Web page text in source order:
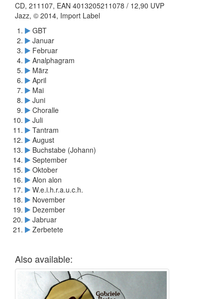
CD, 211107, EAN 4013205211078 / 12,90 UVP
Jazz, © 2014, Import Label
GBT
Januar
Februar
Analphagram
März
April
Mai
Juni
Choralle
Juli
Tantram
August
Buchstabe (Johann)
September
Oktober
Alon alon
W.e.i.h.r.a.u.c.h.
November
Dezember
Jabruar
Zerbetete
Also available: